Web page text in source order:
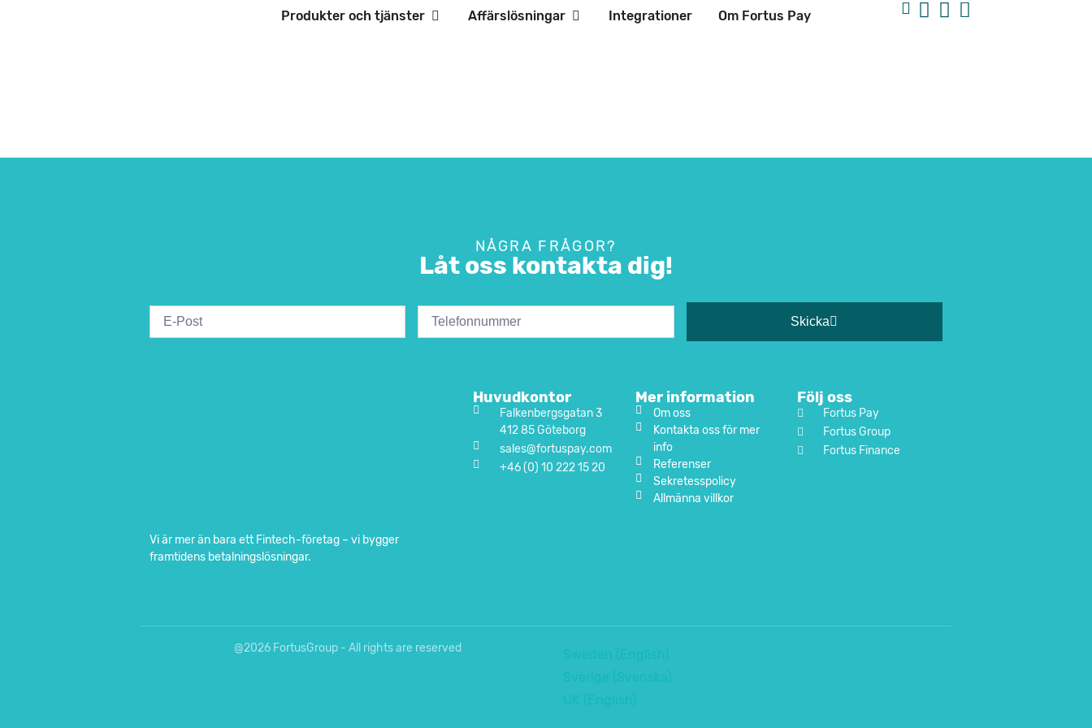
Produkter och tjänster Affärslösningar Integrationer Om Fortus Pay
NÅGRA FRÅGOR?
Låt oss kontakta dig!
Skicka
Vi är mer än bara ett Fintech-företag – vi bygger
framtidens betalningslösningar.
Huvudkontor
Falkenbergsgatan 3
412 85 Göteborg
sales@fortuspay.com
+46 (0) 10 222 15 20
Mer information
Om oss
Kontakta oss för mer
info
Referenser
Sekretesspolicy
Allmänna villkor
Följ oss
Fortus Pay
Fortus Group
Fortus Finance
@2026 FortusGroup - All rights are reserved
Sweden (English)
Sverige (Svenska)
UK (English)